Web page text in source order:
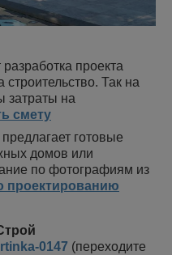
проекта
Так на
затраты на
смету
готовые
домов или
по фотографиям из
проектированию
(переходите